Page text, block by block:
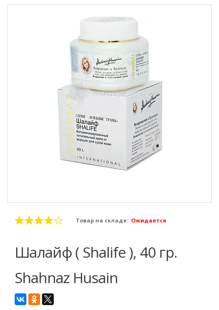
Товар на складе: Ожидается
Шалайф ( Shalife ), 40 гр.
Shahnaz Husain